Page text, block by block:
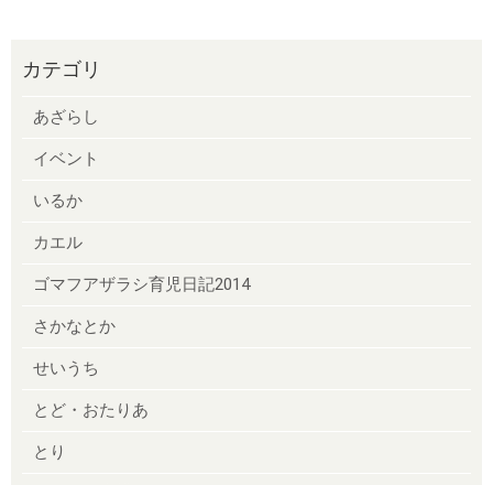
カテゴリ
あざらし
イベント
いるか
カエル
ゴマフアザラシ育児日記2014
さかなとか
せいうち
とど・おたりあ
とり